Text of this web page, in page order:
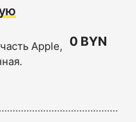
Apple,
0 BYN